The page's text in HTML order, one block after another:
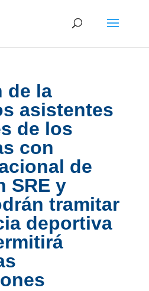
de la
asistentes
de los
con
de
SRE y
tramitar
deportiva